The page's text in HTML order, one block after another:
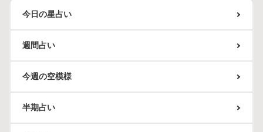
今日の星占い
週間占い
今週の空模様
半期占い